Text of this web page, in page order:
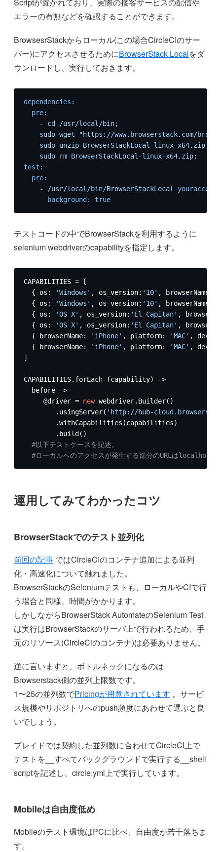
Scriptが置かれており、実際の接客サービスの配信や
エラーの有無などを確認することができます。
BrowsesrStackからローカル(この場合CircleCIのサー
バー)にアクセスさせるためにBrowserStack Localをダ
ウンロードし、実行しておきます。
dependencies:
pre:
-
cd
/usr/local/bin;
sudo wget
"https://www.browserstack.com/
sudo unzip BrowserStackLocal-linux-x64.zip;
sudo
rm BrowserStackLocal-linux-x64.zip;
test:
pre:
-
/usr/local/bin/BrowserStackLocal
background:
true
テストコードの中でBrowserStackを利用するように
selenium webdriverのcapabilityを指定します。
CAPABILITIES = [
  { os:
'Windows' , os_version: '10' , browserName:
  { os:
'Windows' , os_version: '10' , browserName:
  { os:
'OS X' , os_version: 'El Capitan' ,
  { os:
'OS X' , os_version: 'El Capitan' ,
  { browserName:
'iPhone' , platform: 'MAC' ,
  { browserName:
'iPhone' , platform: 'MAC' ,
]
CAPABILITIES.forEach (capability) ->
  before ->
     @driver =
new webdriver.Builder()
        .usingServer(
'http://hub-
        .withCapabilities(capabilities)
        .build()
#以下テストケースを記述。
#ローカルへのアクセスが発生する部分のURLはlocalhostで
運用してみてわかったコツ
BrowserStackでのテスト並列化
前回の記事 ではCircleCIのコンテナ追加による並列
化・高速化について触れました。
BrowserStackのSeleniumテストも、ローカルやCIで行
う場合と同様、時間がかかります。
しかしながらBrowserStack AutomateのSelenium Test
は実行はBrowserStackのサーバ上で行われるため、手
元のリソース(CircleCiのコンテナ)は必要ありません。
逆に言いますと、ボトルネックになるのは
Browserstack側の並列上限数です。
1〜25の並列数でPricingが用意されています 。サービ
ス規模やリポジトリへのpush頻度にあわせて選ぶと良
いでしょう。
プレイドでは契約した並列数に合わせてCircleCI上で
テストを__すべてバックグラウンドで実行する__shell
scriptを記述し、circle.yml上で実行しています。
Mobileは自由度低め
Mobileのテスト環境はPCに比べ、自由度が若干落ちま
す。